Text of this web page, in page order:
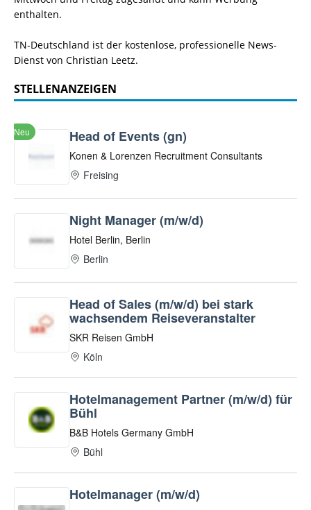
enthalten.
TN-Deutschland ist der kostenlose, professionelle News-
Dienst von Christian Leetz.
STELLENANZEIGEN